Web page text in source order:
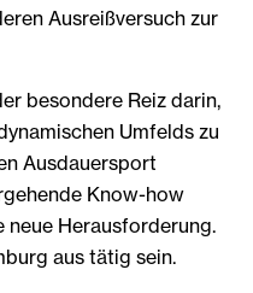
Ausreißversuch zur
besondere Reiz darin,
Umfelds zu
Ausdauersport
Know-how
neue Herausforderung.
aus tätig sein.